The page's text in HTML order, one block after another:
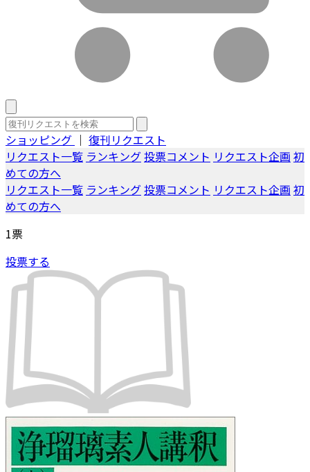
ショッピング ｜ 復刊リクエスト
リクエスト一覧 ランキング投票コメント リクエスト企画 初
めての方へ
リクエスト一覧 ランキング投票コメント リクエスト企画 初
めての方へ
1票
投票する